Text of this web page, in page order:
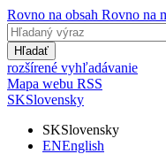
Rovno na obsah Rovno na
Hľadať
rozšírené vyhľadávanie
Mapa webu RSS
SKSlovensky
SKSlovensky
ENEnglish